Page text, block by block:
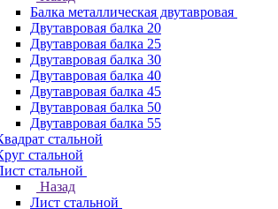
Балка металлическая двутавровая
Двутавровая балка 20
Двутавровая балка 25
Двутавровая балка 30
Двутавровая балка 40
Двутавровая балка 45
Двутавровая балка 50
Двутавровая балка 55
стальной
стальной
стальной
Назад
Лист стальной